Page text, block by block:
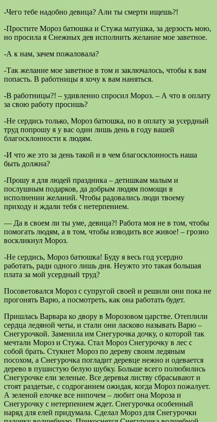
-Чего тебе надобно девица? Али ты смерти ищешь?!
-Простите Мороз батюшка и Стужа матушка, за дерзость мою,
но просила я Снежных дев исполнить желание мое заветное.
-А к нам, зачем пожаловала?
-Так желание мое заветное в том и заключалось, чтобы к вам
попасть. В работницы я хочу к вам наняться.
-В работницы?! – удивленно спросил Мороз. – А что в оплату
за свою работу просишь?
-Не сердись только, Мороз батюшка, но в оплату за усердный
труд попрошу я у вас один лишь день в году вашей
благосклонности к людям.
-И что же это за день такой и в чем благосклонность наша
быть должна?
-Прошу я для людей праздника – детишкам малым и
послушным подарков, да добрым людям помощи в
исполнении желаний. Чтобы радовались люди твоему
приходу и ждали тебя с нетерпением.
— Да в своем ли ты уме, девица?! Работа моя не в том, чтобы
помогать людям, а в том, чтобы изводить все живое! – грозно
воскликнул Мороз.
-Не сердись, Мороз батюшка! Буду я весь год усердно
работать, ради одного лишь дня. Неужто это такая большая
плата за мой усердный труд?
Посоветовался Мороз с супругой своей и решили они пока не
прогонять Варю, а посмотреть, как она работать будет.
Пришлась Варвара ко двору в Морозовом царстве. Отеплили
сердца ледяной четы, и стали они ласково называть Варю –
Снегурочкой. Заменила им Снегурочка дочку, о которой так
мечтали Мороз и Стужа. Стал Мороз Снегурочку в лес с
собой брать. Стукнет Мороз по дереву своим ледяным
посохом, а Снегурочка погладит деревце нежно и одевается
дерево в пушистую белую шубку. Больше всего полюбились
Снегурочке ели зеленые. Все деревья листву сбрасывают и
стоят раздетые, с содроганием ожидая, когда Мороз пожалует.
А зеленой елочке все нипочем – любит она Мороза и
Снегурочку с нетерпением ждет. Снегурочка особенный
наряд для елей придумала. Сделал Мороз для Снегурочки